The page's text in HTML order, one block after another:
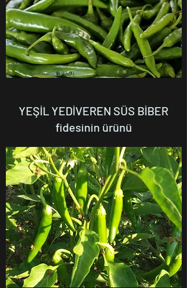
YEŞİL YEDİVEREN SÜS BİBER
fidesinin ürünü